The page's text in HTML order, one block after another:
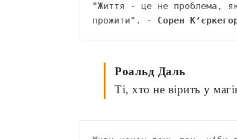
"Життя - це не проблема,
прожити". - Сорен
Роальд Даль
Ті, хто не вірить у